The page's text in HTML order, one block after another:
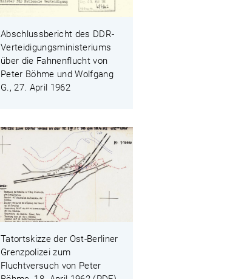
Abschlussbericht des DDR-
Verteidigungsministeriums
über die Fahnenflucht von
Peter Böhme und Wolfgang
G., 27. April 1962
Tatortskizze der Ost-Berliner
Grenzpolizei zum
Fluchtversuch von Peter